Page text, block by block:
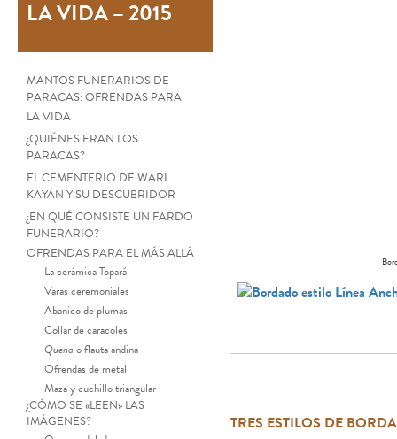
LA VIDA – 2015
MANTOS FUNERARIOS DE
PARACAS: OFRENDAS PARA
LA VIDA
¿QUIÉNES ERAN LOS
PARACAS?
EL CEMENTERIO DE WARI
KAYÁN Y SU DESCUBRIDOR
¿EN QUÉ CONSISTE UN FARDO
FUNERARIO?
OFRENDAS PARA EL MÁS ALLÁ
La cerámica Topará
Varas ceremoniales
Abanico de plumas
Collar de caracoles
Quena o flauta andina
Ofrendas de metal
Maza y cuchillo triangular
¿CÓMO SE «LEEN» LAS
IMÁGENES?
TRES ESTILOS DE